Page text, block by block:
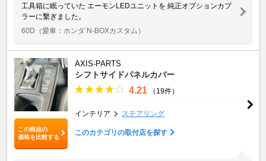
工具箱に眠っていた エーモンLEDユニットを 純正オプションカプ
ラーに繫ぎました。
60D （愛車：ホンダ N-BOXカスタム）
この商品の
価格を比較する
AXIS-PARTS
シフトサイドパネルカバー
4.21 （19件）
インテリア ステアリング
このカテゴリの取付店を探す